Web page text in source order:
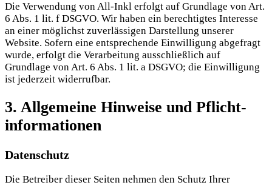
Die Verwendung von All-Inkl erfolgt auf Grundlage von Art.
6 Abs. 1 lit. f DSGVO. Wir haben ein berechtigtes Interesse
an einer möglichst zuverlässigen Darstellung unserer
Website. Sofern eine entsprechende Einwilligung abgefragt
wurde, erfolgt die Verarbeitung ausschließlich auf
Grundlage von Art. 6 Abs. 1 lit. a DSGVO; die Einwilligung
ist jederzeit widerrufbar.
3. Allgemeine Hinweise und Pflicht­
informationen
Datenschutz
Die Betreiber dieser Seiten nehmen den Schutz Ihrer